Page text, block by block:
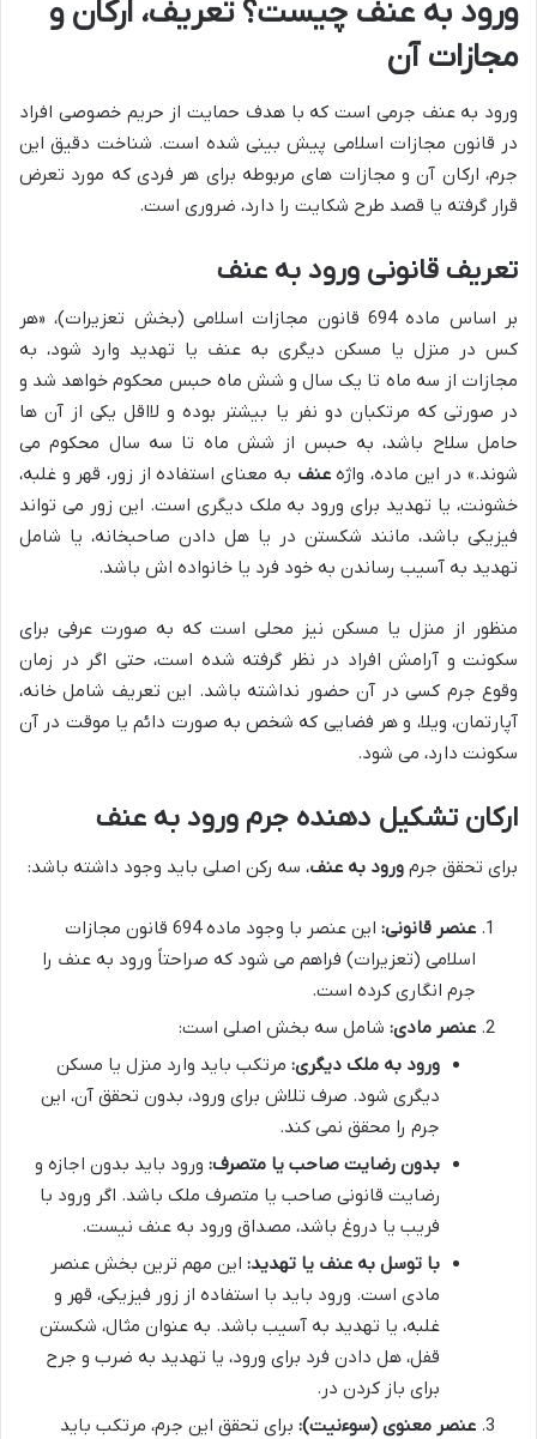
ورود به عنف چیست؟ تعریف، ارکان و
مجازات آن
ورود به عنف جرمی است که با هدف حمایت از حریم خصوصی افراد
در قانون مجازات اسلامی پیش بینی شده است. شناخت دقیق این
جرم، ارکان آن و مجازات های مربوطه برای هر فردی که مورد تعرض
قرار گرفته یا قصد طرح شکایت را دارد، ضروری است.
تعریف قانونی ورود به عنف
بر اساس ماده 694 قانون مجازات اسلامی (بخش تعزیرات)، «هر
کس در منزل یا مسکن دیگری به عنف یا تهدید وارد شود، به
مجازات از سه ماه تا یک سال و شش ماه حبس محکوم خواهد شد و
در صورتی که مرتکبان دو نفر یا بیشتر بوده و لااقل یکی از آن ها
حامل سلاح باشد، به حبس از شش ماه تا سه سال محکوم می
شوند.» در این ماده، واژهعنف به معنای استفاده از زور، قهر و غلبه،
خشونت، یا تهدید برای ورود به ملک دیگری است. این زور می تواند
فیزیکی باشد، مانند شکستن در یا هل دادن صاحبخانه، یا شامل
تهدید به آسیب رساندن به خود فرد یا خانواده اش باشد.
منظور از منزل یا مسکن نیز محلی است که به صورت عرفی برای
سکونت و آرامش افراد در نظر گرفته شده است، حتی اگر در زمان
وقوع جرم کسی در آن حضور نداشته باشد. این تعریف شامل خانه،
آپارتمان، ویلا، و هر فضایی که شخص به صورت دائم یا موقت در آن
سکونت دارد، می شود.
ارکان تشکیل دهنده جرم ورود به عنف
برای تحقق جرم ورود به عنف، سه رکن اصلی باید وجود داشته باشد:
عنصر قانونی:
این عنصر با وجود ماده 694 قانون مجازات
اسلامی (تعزیرات) فراهم می شود که صراحتاً ورود به عنف را
جرم انگاری کرده است.
عنصر مادی: شامل سه بخش اصلی است:
ورود به ملک دیگری: مرتکب باید وارد منزل یا مسکن
دیگری شود. صرف تلاش برای ورود، بدون تحقق آن، این
جرم را محقق نمی کند.
بدون رضایت صاحب یا متصرف: ورود باید بدون اجازه و
رضایت قانونی صاحب یا متصرف ملک باشد. اگر ورود با
فریب یا دروغ باشد، مصداق ورود به عنف نیست.
با توسل به عنف یا تهدید: این مهم ترین بخش عنصر
مادی است. ورود باید با استفاده از زور فیزیکی، قهر و
غلبه، یا تهدید به آسیب باشد. به عنوان مثال، شکستن
قفل، هل دادن فرد برای ورود، یا تهدید به ضرب و جرح
برای باز کردن در.
عنصر معنوی (سوءنیت): برای تحقق این جرم، مرتکب باید